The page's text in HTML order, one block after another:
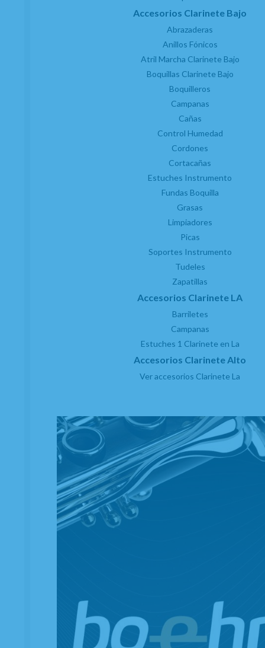
Accesorios Clarinete Bajo
Abrazaderas
Anillos Fónicos
Atril Marcha Clarinete Bajo
Boquillas Clarinete Bajo
Boquilleros
Campanas
Cañas
Control Humedad
Cordones
Cortacañas
Estuches Instrumento
Fundas Boquilla
Grasas
Limpiadores
Picas
Soportes Instrumento
Tudeles
Zapatillas
Accesorios Clarinete LA
Barriletes
Campanas
Estuches 1 Clarinete en La
Accesorios Clarinete Alto
Ver accesorios Clarinete La
C/ Maria Llacer 8 Bajo - 46007 Valencia
Viento metal
Accesorios
Taller de reparaciones
a
Atención al cliente
Condiciones generales de contratación
Gastos de envío
Política de cookies
SERVICIO TÉCNICO AUTORIZADO